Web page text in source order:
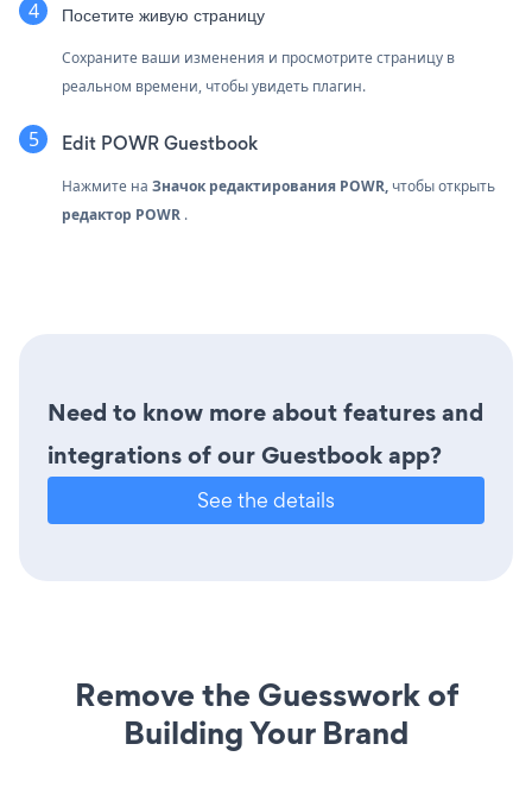
Посетите живую страницу
Сохраните ваши изменения и просмотрите страницу в
реальном времени, чтобы увидеть плагин.
Edit POWR Guestbook
Нажмите на Значок редактирования POWR, чтобы открыть
редактор POWR .
Need to know more about features and
integrations of our Guestbook app?
See the details
Remove the Guesswork of
Building Your Brand